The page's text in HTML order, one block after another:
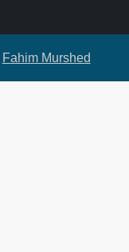
Fahim Murshed